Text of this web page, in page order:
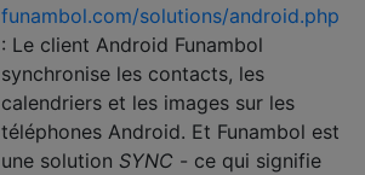
funambol.com/solutions/android.php
: Le client Android Funambol
synchronise les contacts, les
calendriers et les images sur les
téléphones Android. Et Funambol est
une solution SYNC - ce qui signifie